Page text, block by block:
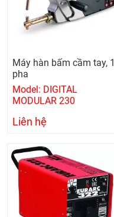
Máy hàn bấm cầm tay, 1
pha
Model: DIGITAL
MODULAR 230
Liên hệ